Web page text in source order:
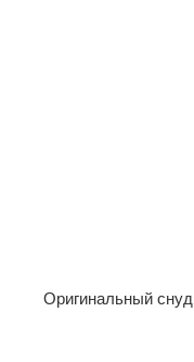
Оригинальный